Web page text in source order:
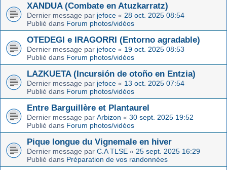
XANDUA (Combate en Atuzkarratz)
Dernier message par jefoce « 28 oct. 2025 08:54
Publié dans Forum photos/vidéos
OTEDEGI e IRAGORRI (Entorno agradable)
Dernier message par jefoce « 19 oct. 2025 08:53
Publié dans Forum photos/vidéos
LAZKUETA (Incursión de otoño en Entzia)
Dernier message par jefoce « 13 oct. 2025 07:54
Publié dans Forum photos/vidéos
Entre Barguillère et Plantaurel
Dernier message par Arbizon « 30 sept. 2025 19:52
Publié dans Forum photos/vidéos
Pique longue du Vignemale en hiver
Dernier message par C.A TLSE « 25 sept. 2025 16:29
Publié dans Préparation de vos randonnées